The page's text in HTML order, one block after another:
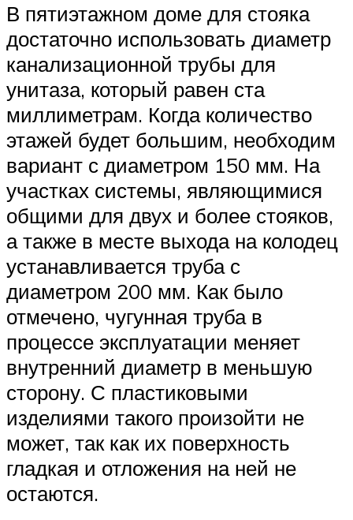
В пятиэтажном доме для стояка
достаточно использовать диаметр
канализационной трубы для
унитаза, который равен ста
миллиметрам. Когда количество
этажей будет большим, необходим
вариант с диаметром 150 мм. На
участках системы, являющимися
общими для двух и более стояков,
а также в месте выхода на колодец
устанавливается труба с
диаметром 200 мм. Как было
отмечено, чугунная труба в
процессе эксплуатации меняет
внутренний диаметр в меньшую
сторону. С пластиковыми
изделиями такого произойти не
может, так как их поверхность
гладкая и отложения на ней не
остаются.